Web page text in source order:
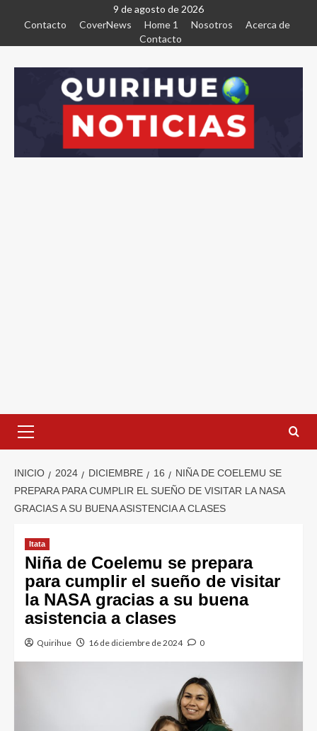
9 de agosto de 2026
Contacto
CoverNews Home 1 Nosotros
Acerca de
Contacto
INICIO 2024 DICIEMBRE 16
NIÑA DE COELEMU SE
PREPARA PARA CUMPLIR EL SUEÑO DE VISITAR LA NASA
GRACIAS A SU BUENA ASISTENCIA A CLASES
Itata
Niña de Coelemu se prepara
para cumplir el sueño de visitar
la NASA gracias a su buena
asistencia a clases
Quirihue 16 de diciembre de 2024 0